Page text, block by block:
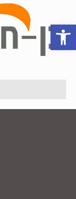
פתח סרגל נגישות